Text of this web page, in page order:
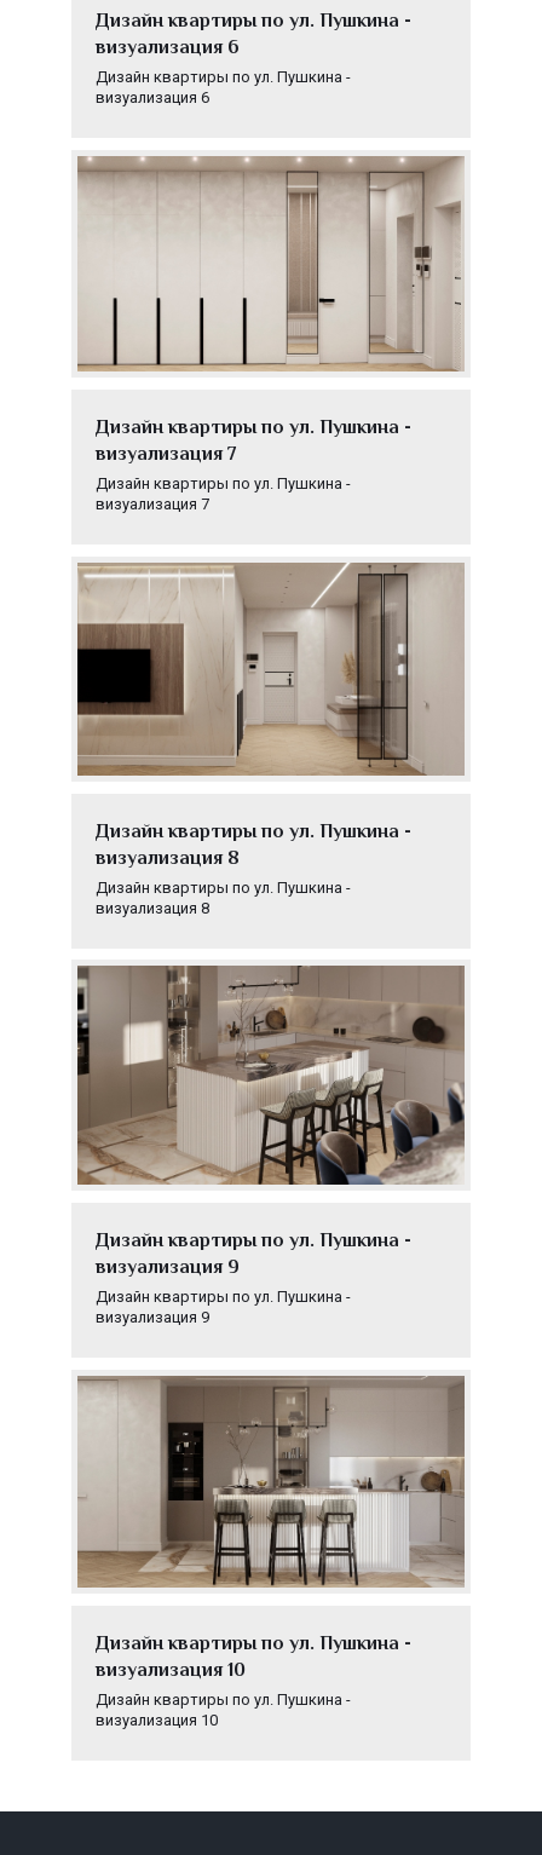
Дизайн квартиры по ул. Пушкина -
визуализация 6
Дизайн квартиры по ул. Пушкина -
визуализация 6
Дизайн квартиры по ул. Пушкина -
визуализация 7
Дизайн квартиры по ул. Пушкина -
визуализация 7
Дизайн квартиры по ул. Пушкина -
визуализация 8
Дизайн квартиры по ул. Пушкина -
визуализация 8
Дизайн квартиры по ул. Пушкина -
визуализация 9
Дизайн квартиры по ул. Пушкина -
визуализация 9
Дизайн квартиры по ул. Пушкина -
визуализация 10
Дизайн квартиры по ул. Пушкина -
визуализация 10